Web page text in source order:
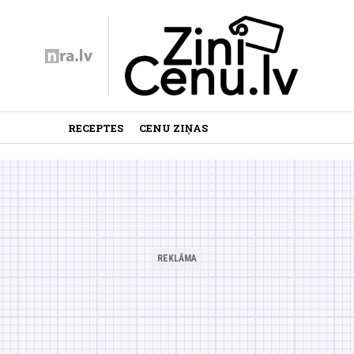
RECEPTES CENU ZIŅAS